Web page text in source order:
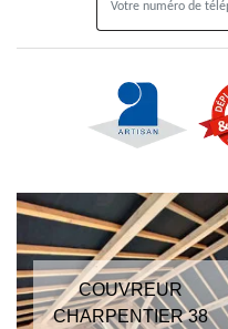
COUVREUR
CHARPENTIER 38